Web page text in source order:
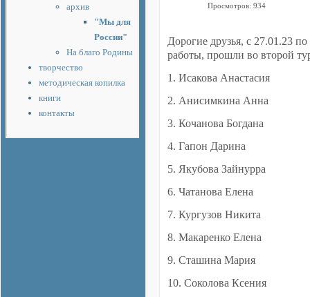
архив
"Мы для
России"
На благо Родины
творчество
методическая копилка
книги
контакты
Просмотров: 934
Дорогие друзья, с 27.01.23
работы, прошли во второй
1. Исакова Анастасия
2. Анисимкина Анна
3. Кочанова Богдана
4. Гапон Дарина
5. Якубова Зайнурра
6. Чатанова Елена
7. Кургузов Никита
8. Макаренко Елена
9. Сташина Мария
10. Соколова Ксения